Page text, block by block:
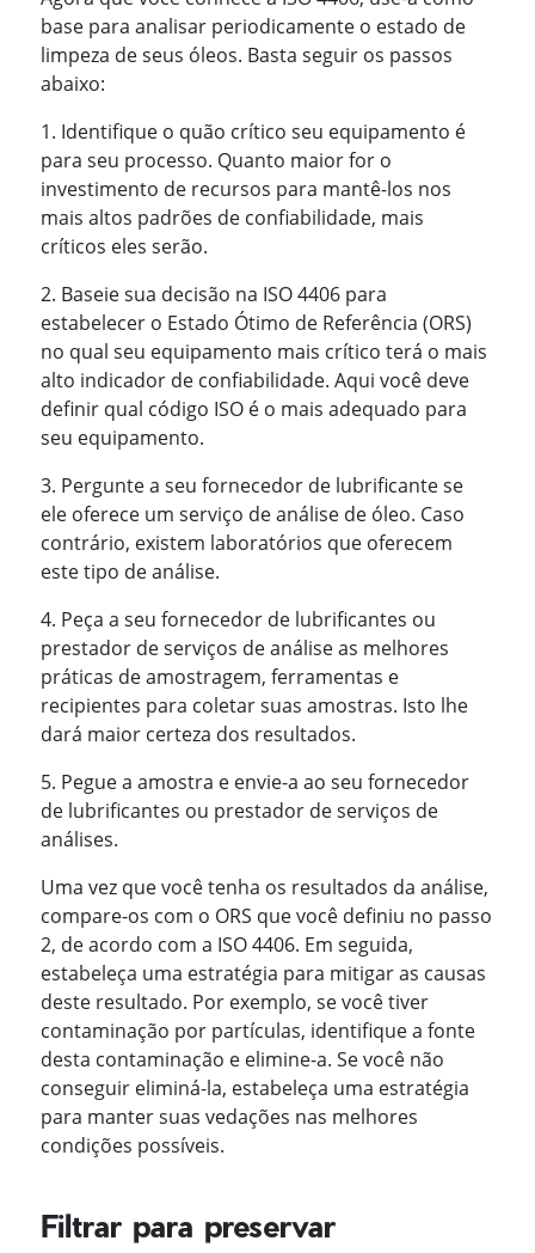
base para analisar periodicamente o estado de
limpeza de seus óleos. Basta seguir os passos
abaixo:
1. Identifique o quão crítico seu equipamento é
para seu processo. Quanto maior for o
investimento de recursos para mantê-los nos
mais altos padrões de confiabilidade, mais
críticos eles serão.
2. Baseie sua decisão na ISO 4406 para
estabelecer o Estado Ótimo de Referência (ORS)
no qual seu equipamento mais crítico terá o mais
alto indicador de confiabilidade. Aqui você deve
definir qual código ISO é o mais adequado para
seu equipamento.
3. Pergunte a seu fornecedor de lubrificante se
ele oferece um serviço de análise de óleo. Caso
contrário, existem laboratórios que oferecem
este tipo de análise.
4. Peça a seu fornecedor de lubrificantes ou
prestador de serviços de análise as melhores
práticas de amostragem, ferramentas e
recipientes para coletar suas amostras. Isto lhe
dará maior certeza dos resultados.
5. Pegue a amostra e envie-a ao seu fornecedor
de lubrificantes ou prestador de serviços de
análises.
Uma vez que você tenha os resultados da análise,
compare-os com o ORS que você definiu no passo
2, de acordo com a ISO 4406. Em seguida,
estabeleça uma estratégia para mitigar as causas
deste resultado. Por exemplo, se você tiver
contaminação por partículas, identifique a fonte
desta contaminação e elimine-a. Se você não
conseguir eliminá-la, estabeleça uma estratégia
para manter suas vedações nas melhores
condições possíveis.
Filtrar para preservar